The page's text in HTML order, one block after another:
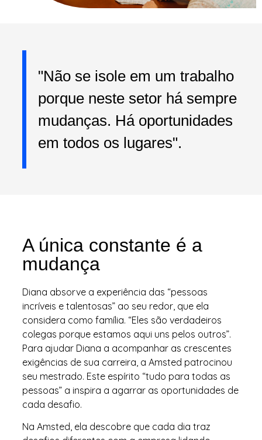
"Não se isole em um trabalho
porque neste setor há sempre
mudanças. Há oportunidades
em todos os lugares".
A única constante é a
mudança
Diana absorve a experiência das “pessoas
incríveis e talentosas” ao seu redor, que ela
considera como família. “Eles são verdadeiros
colegas porque estamos aqui uns pelos outros”.
Para ajudar Diana a acompanhar as crescentes
exigências de sua carreira, a Amsted patrocinou
seu mestrado. Este espírito “tudo para todas as
pessoas” a inspira a agarrar as oportunidades de
cada desafio.
Na Amsted, ela descobre que cada dia traz